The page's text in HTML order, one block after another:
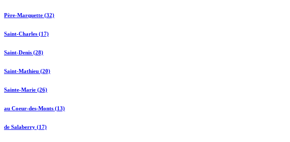
Père-Marquette (32)
Saint-Charles (17)
Saint-Denis (28)
Saint-Mathieu (20)
Sainte-Marie (26)
au Coeur-des-Monts (13)
de Salaberry (17)